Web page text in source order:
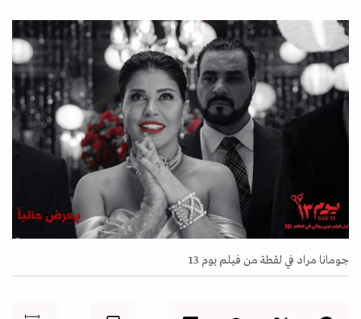
جومانا مراد في لقطة من فيلم يوم 13